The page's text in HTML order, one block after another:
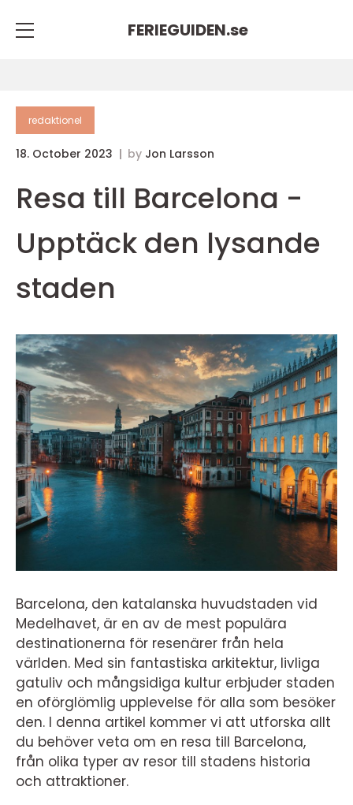
FERIEGUIDEN.se
redaktionel
18. October 2023 by Jon Larsson
Resa till Barcelona -
Upptäck den lysande
staden
Barcelona, den katalanska huvudstaden vid
Medelhavet, är en av de mest populära
destinationerna för resenärer från hela
världen. Med sin fantastiska arkitektur, livliga
gatuliv och mångsidiga kultur erbjuder staden
en oförglömlig upplevelse för alla som besöker
den. I denna artikel kommer vi att utforska allt
du behöver veta om en resa till Barcelona,
från olika typer av resor till stadens historia
och attraktioner.